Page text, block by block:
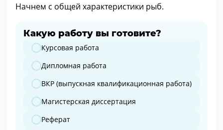
Начнем с общей характеристики рыб.
Какую работу вы готовите?
Какую работу вы готовите?
Курсовая работа
Дипломная работа
ВКР (выпускная квалификационная работа)
Магистерская диссертация
Реферат